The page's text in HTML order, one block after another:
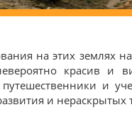
на этих землях
красив и
путешественники и
и нераскрытых